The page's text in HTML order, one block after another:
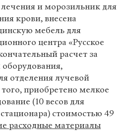
лечения и морозильник для
крови, внесена
мебель для
центра «Русское
расчет за
отделения лучевой
приобретено мелкое
(10 весов для
стоимостью 49
расходные материалы